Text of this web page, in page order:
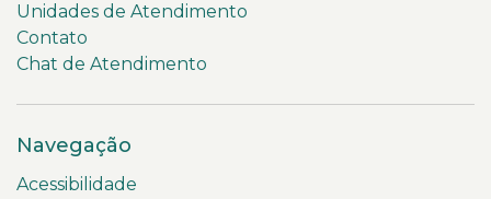
Unidades de Atendimento
Contato
Chat de Atendimento
Navegação
Acessibilidade